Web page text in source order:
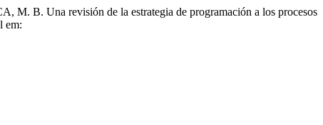
Una revisión de la estrategia de programación a los procesos
em: